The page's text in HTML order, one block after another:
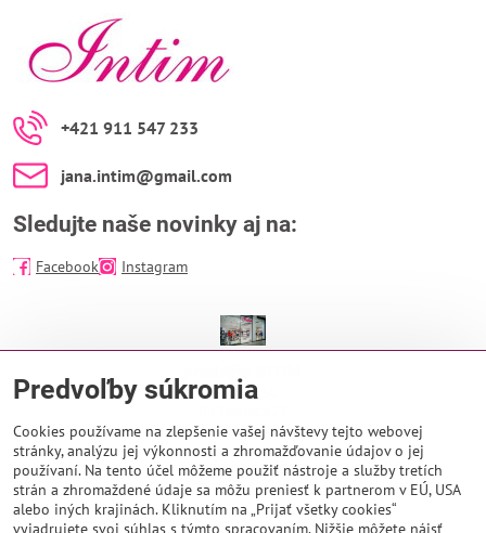
+421 911 547 233
jana​.intim​@gmail​.com
Sledujte naše novinky aj na:
Facebook Instagram
EUROPA SC
974 01 Banská Bystrica
Otváracie hodiny:
PO - NE 9:00 - 21:00
Predvoľby súkromia
Cookies používame na zlepšenie vašej návštevy tejto webovej
stránky, analýzu jej výkonnosti a zhromažďovanie údajov o jej
používaní. Na tento účel môžeme použiť nástroje a služby tretích
strán a zhromaždené údaje sa môžu preniesť k partnerom v EÚ, USA
alebo iných krajinách. Kliknutím na „Prijať všetky cookies“
vyjadrujete svoj súhlas s týmto spracovaním. Nižšie môžete nájsť